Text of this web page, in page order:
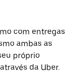
com entregas
ambas as
próprio
da Uber.